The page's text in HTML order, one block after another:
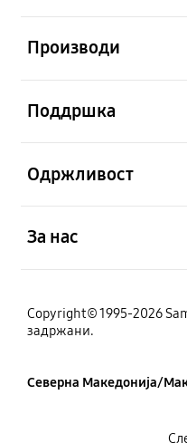
Производи
Поддршка
Одржливост
За нас
Copyright© 1995-2026
задржани.
Северна Македонија/